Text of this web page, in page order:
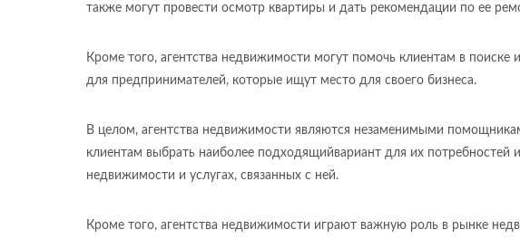
также могут провести осмотр квартиры и дать рекомендации по ее
Кроме того, агентства недвижимости могут помочь клиентам в
для предпринимателей, которые ищут место для своего бизнеса.
В целом, агентства недвижимости являются незаменимыми
клиентам выбрать наиболее подходящийвариант для их
недвижимости и услугах, связанных с ней.
Кроме того, агентства недвижимости играют важную роль в рынке